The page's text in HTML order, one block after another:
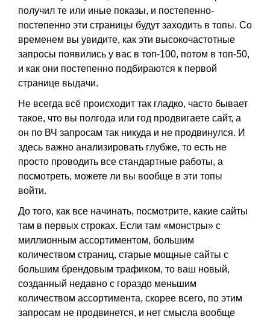
получил те или иные показы, и постепенно-
постепенно эти страницы будут заходить в топы. Со
временем вы увидите, как эти высокочастотные
запросы появились у вас в топ-100, потом в топ-50,
и как они постепенно подбираются к первой
странице выдачи.
Не всегда всё происходит так гладко, часто бывает
такое, что вы полгода или год продвигаете сайт, а
он по ВЧ запросам так никуда и не продвинулся. И
здесь важно анализировать глубже, то есть не
просто проводить все стандартные работы, а
посмотреть, можете ли вы вообще в эти топы
войти.
До того, как все начинать, посмотрите, какие сайты
там в первых строках. Если там «монстры» с
миллионным ассортиментом, большим
количеством страниц, старые мощные сайты с
большим брендовым трафиком, то ваш новый,
созданный недавно с гораздо меньшим
количеством ассортимента, скорее всего, по этим
запросам не продвинется, и нет смысла вообще